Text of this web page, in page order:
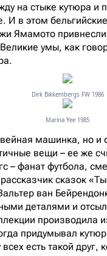
на стыке кутюра и
И в этом
Ямамото
умы, как
Dirk Bikkembergs FW 1986
Marina Yee 1985
машинка, но и
вещи – ее же
– фанат футбола,
сказок
ван
деталями и
производила
придумывал
есть такой друг,